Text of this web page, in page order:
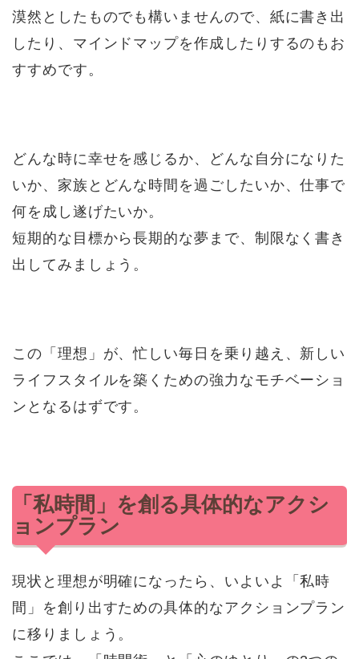
漠然としたものでも構いませんので、紙に書き出
したり、マインドマップを作成したりするのもお
すすめです。
どんな時に幸せを感じるか、どんな自分になりた
いか、家族とどんな時間を過ごしたいか、仕事で
何を成し遂げたいか。
短期的な目標から長期的な夢まで、制限なく書き
出してみましょう。
この「理想」が、忙しい毎日を乗り越え、新しい
ライフスタイルを築くための強力なモチベーショ
ンとなるはずです。
「私時間」を創る具体的なアクシ
ョンプラン
現状と理想が明確になったら、いよいよ「私時
間」を創り出すための具体的なアクションプラン
に移りましょう。